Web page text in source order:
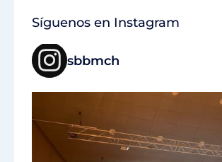
Síguenos en Instagram
sbbmch